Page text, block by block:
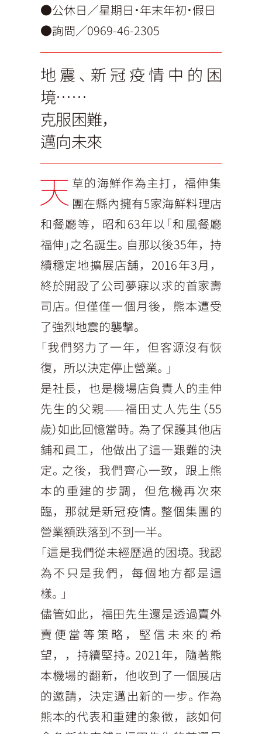
●公休日／星期日・年末年初・假日
●詢問／0969-46-2305
地震、新冠疫情中的困
境……
克服困難，
邁向未來
天 草的海鮮作為主打，福伸集
團在縣內擁有5家海鮮料理店
和餐廳等，昭和63年以「和風餐廳
福伸」之名誕生。自那以後35年，持
續穩定地擴展店舗，2016年3月，
終於開設了公司夢寐以求的首家壽
司店。但僅僅一個月後，熊本遭受
了強烈地震的襲擊。
「我們努力了一年，但客源沒有恢
復，所以決定停止營業。」
是社長，也是機場店負責人的圭伸
先生的父親——福田丈人先生（55
歲）如此回憶當時。為了保護其他店
鋪和員工，他做出了這一艱難的決
定。之後，我們齊心一致，跟上熊
本的重建的步調，但危機再次來
臨，那就是新冠疫情。整個集團的
營業額跌落到不到一半。
「這是我們從未經歷過的困境。我認
為不只是我們，每個地方都是這
樣。」
儘管如此，福田先生還是透過賣外
賣便當等策略，堅信未來的希
望，，持續堅持。2021年，隨著熊
本機場的翻新，他收到了一個展店
的邀請，決定邁出新的一步。作為
熊本的代表和重建的象徵，該如何